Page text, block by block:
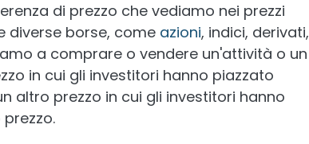
di prezzo che vediamo nei prezzi
diverse borse, come azioni, indici, derivati,
a comprare o vendere un'attività o un
in cui gli investitori hanno piazzato
altro prezzo in cui gli investitori hanno